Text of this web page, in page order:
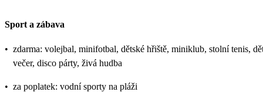
Sport a zábava
• zdarma: volejbal, minifotbal, dětské hřiště, miniklub, stolní tenis,
večer, disco párty, živá hudba
• za poplatek: vodní sporty na pláži